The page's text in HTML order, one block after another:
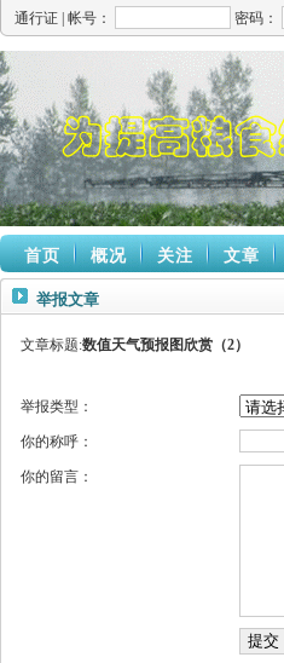
通行证 | 帐号： 密码：
首页 概况 关注 文章
举报文章
文章标题:数值天气预报图欣赏（2）
举报类型：
你的称呼：
你的留言：